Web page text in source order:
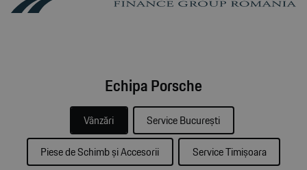
baza propriei politici comerciale.
Echipa Porsche
Vânzări
Service București
Piese de Schimb și Accesorii
Service Timișoara